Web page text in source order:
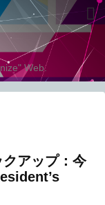
Web.
アップ：今